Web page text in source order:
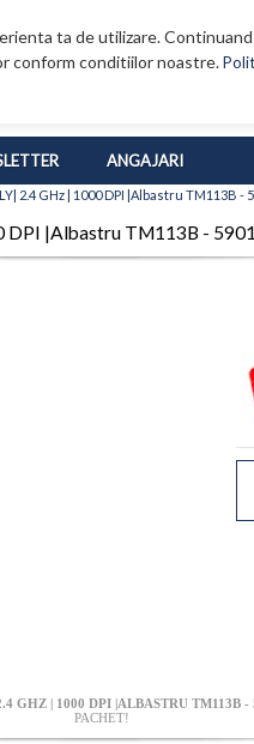
ta de utilizare.
conform conditiilor noastre.
ANGAJARI
2.4 GHz | 1000 DPI |Albastru TM113B -
DPI |Albastru TM113B -
GHZ | 1000 DPI |ALBASTRU TM113B -
PACHET!